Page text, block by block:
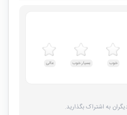
خوب بسیار خوب عالی
به اشتراک بگذارید.